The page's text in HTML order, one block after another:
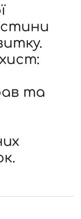
та